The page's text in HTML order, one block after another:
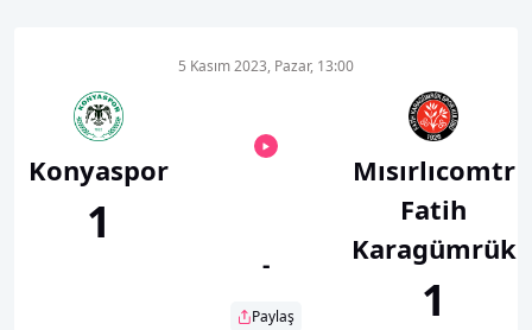
Konyaspor
1
5 Kasım 2023, Pazar, 13:00
-
Paylaş
Mısırlıcomtr
Fatih
Karagümrük
1